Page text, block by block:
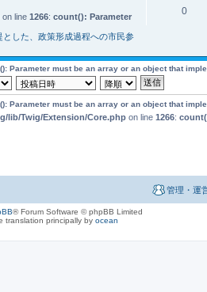
on line 1266: count(): Parameter
した、政策形成過程への市民参
0
Parameter must be an array or an object that
Parameter must be an array or an object that
lib/Twig/Extension/Core.php on line 1266:
管理・運
® Forum Software © phpBB Limited
translation principally by ocean